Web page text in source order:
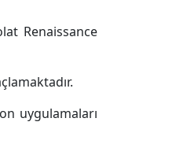
Renaissance
uygulamaları